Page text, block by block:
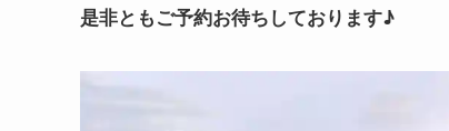
是非ともご予約お待ちしております♪